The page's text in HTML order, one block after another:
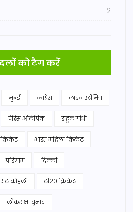
2
को टैग करें
मुंबई कांग्रेस लाइव स्ट्रीमिंग
पेरिस ओलंपिक राहुल गांधी
भारत महिला क्रिकेट
परिणाम दिल्ली
कोहली टी20 क्रिकेट
लोकसभा चुनाव